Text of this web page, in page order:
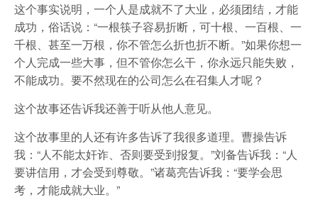
这个事实说明，一个人是成就不了大业，必须团结，才能
成功，俗话说：“一根筷子容易折断，可十根、一百根、一
千根、甚至一万根，你不管怎么折也折不断。”如果你想一
个人完成一些大事，但不管你怎么干，你永远只能失败，
不能成功。要不然现在的公司怎么在召集人才呢？
这个故事还告诉我还善于听从他人意见。
这个故事里的人还有许多告诉了我很多道理。曹操告诉
我：“人不能太奸诈、否则要受到报复。”刘备告诉我：“人
要讲信用，才会受到尊敬。”诸葛亮告诉我：“要学会思
考，才能成就大业。”